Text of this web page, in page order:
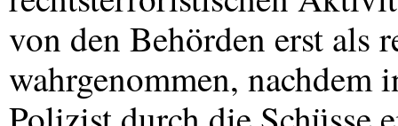
von den Behörden erst als
wahrgenommen, nachdem